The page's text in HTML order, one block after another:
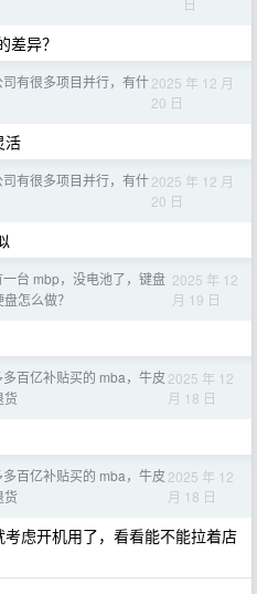
差异？
司有很多项目并行，有什2025 年 12 月
20 日
活
司有很多项目并行，有什2025 年 12 月
20 日
一台 mbp，没电池了，键盘
怎么做？
2025 年 12
月 19 日
多百亿补贴买的 mba，牛皮
货
2025 年 12
月 18 日
多百亿补贴买的 mba，牛皮
货
2025 年 12
月 18 日
虑开机用了，看看能不能拉着店